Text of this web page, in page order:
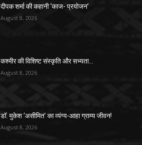
दीपक शर्मा की कहानी ‘काज- प्रयोजन’
August 8, 2026
कश्मीर की विशिष्ट संस्कृति और सभ्यता…
August 8, 2026
डॉ. मुकेश ‘असीमित’ का व्यंग्य-आहा ग्राम्य जीवन!
August 8, 2026